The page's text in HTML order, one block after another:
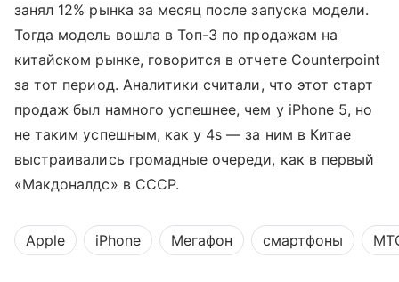
занял 12% рынка за месяц после запуска модели.
Тогда модель вошла в Топ-3 по продажам на
китайском рынке, говорится в отчете Counterpoint
за тот период. Аналитики считали, что этот старт
продаж был намного успешнее, чем у iPhone 5, но
не таким успешным, как у 4s — за ним в Китае
выстраивались громадные очереди, как в первый
«Макдоналдс» в СССР.
Apple iPhone Мегафон смартфоны